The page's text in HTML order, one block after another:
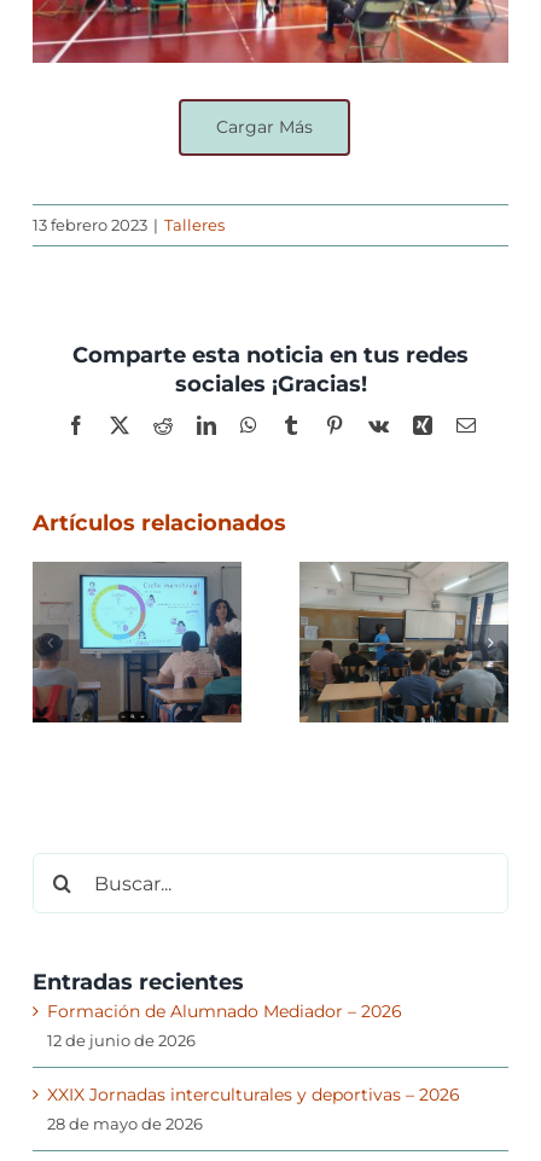
Cargar Más
13 febrero 2023 | Talleres
Comparte esta noticia en tus redes
sociales ¡Gracias!
Facebook
X RedditLinkedInWhatsApp
TumblrPinterest
Vk Xing Correo
Artículos relacionados
TALLERES
PREVENCIÓN
A LA
ADICCIÓN EN
LAS TIC – 2026
Taller
de estudio –
2026
Entradas recientes
Formación de Alumnado Mediador – 2026
12 de junio de 2026
XXIX Jornadas interculturales y deportivas – 2026
28 de mayo de 2026